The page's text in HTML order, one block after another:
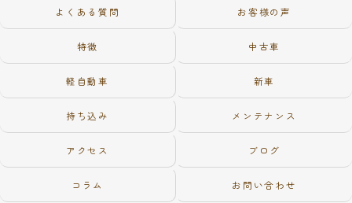
よくある質問 お客様の声
特徴 中古車
軽自動車 新車
持ち込み メンテナンス
アクセス ブログ
コラム お問い合わせ